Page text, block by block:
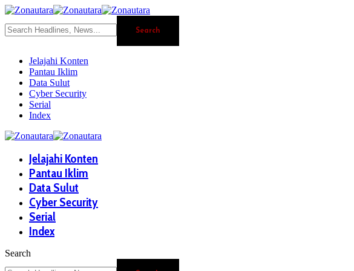
Jelajahi Konten
Pantau Iklim
Data Sulut
Cyber Security
Serial
Index
Jelajahi Konten
Pantau Iklim
Data Sulut
Cyber Security
Serial
Index
Search